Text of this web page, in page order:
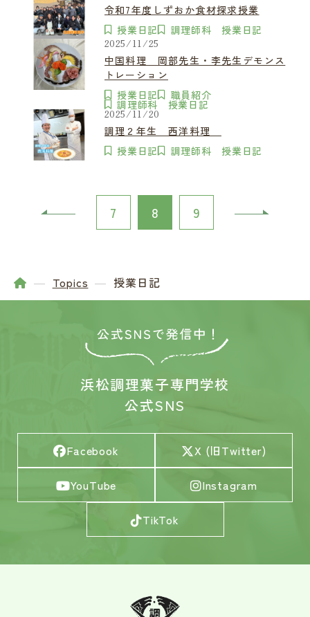
令和7年度しずおか食材探求授業
授業日記
調理師科 授業日記
2025/11/25
中国料理 岡部先生・李先生デモンス
トレーション
授業日記
職員紹介
調理師科 授業日記
2025/11/20
調理２年生 西洋料理
授業日記
調理師科 授業日記
7 8 9
Topics 授業日記
浜松調理菓子専門学校
公式SNS
Facebook X (旧Twitter)
YouTube Instagram
TikTok